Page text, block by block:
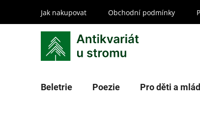
obsah
Jak nakupovat Obchodní podmínky
Beletrie Poezie Pro děti a